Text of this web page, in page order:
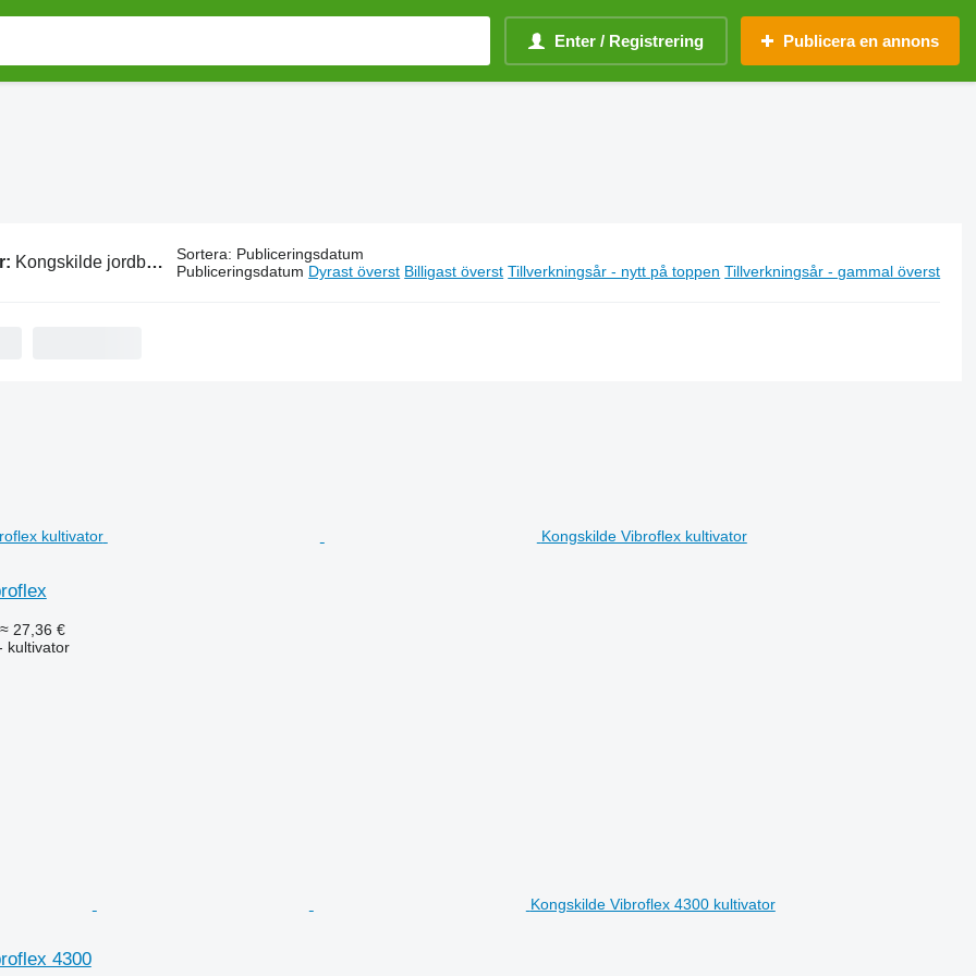
Enter / Registrering Publicera en annons
Kongskilde jordbearbetning Sortera: Publiceringsdatum
Publiceringsdatum Dyrast överst Billigast överst Tillverkningsår - nytt på toppen Tillverkningsår - gammal överst
Kongskilde Vibroflex kultivator
≈ 27,36 €
kultivator
Kongskilde Vibroflex 4300 kultivator
4300